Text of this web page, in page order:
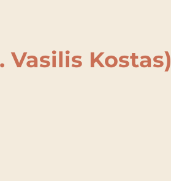
Vasilis Kostas)